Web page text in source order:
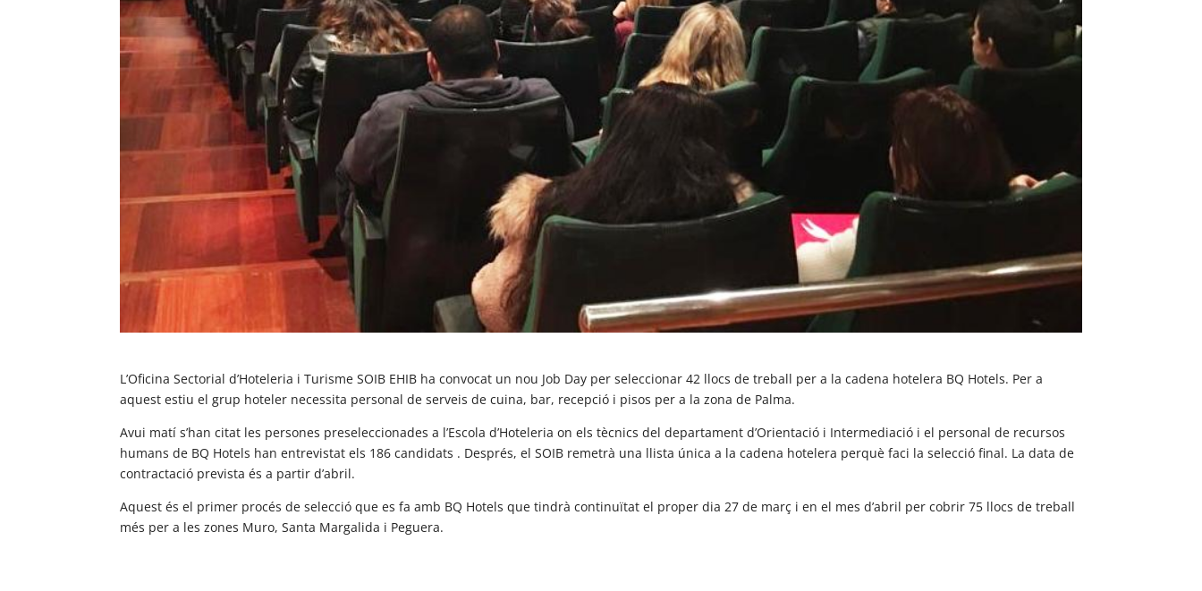
L’Oficina Sectorial d’Hoteleria i Turisme SOIB EHIB ha convocat un nou Job Day per seleccionar 42 llocs de treball per a la cadena hotelera BQ Hotels. Per a
aquest estiu el grup hoteler necessita personal de serveis de cuina, bar, recepció i pisos per a la zona de Palma.
Avui matí s’han citat les persones preseleccionades a l’Escola d’Hoteleria on els tècnics del departament d’Orientació i Intermediació i el personal de recursos
humans de BQ Hotels han entrevistat els 186 candidats . Després, el SOIB remetrà una llista única a la cadena hotelera perquè faci la selecció final. La data de
contractació prevista és a partir d’abril.
Aquest és el primer procés de selecció que es fa amb BQ Hotels que tindrà continuïtat el proper dia 27 de març i en el mes d’abril per cobrir 75 llocs de treball
més per a les zones Muro, Santa Margalida i Peguera.